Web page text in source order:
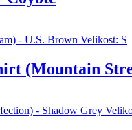
(Mountain